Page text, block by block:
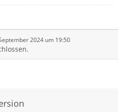
2024 um 19:50